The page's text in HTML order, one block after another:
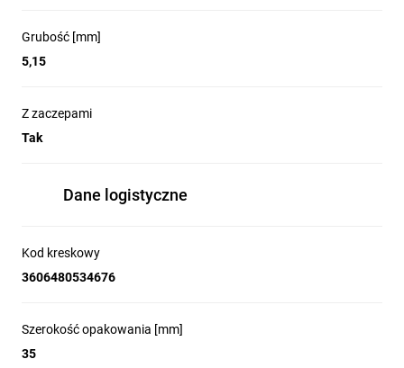
Grubość [mm]
5,15
Z zaczepami
Tak
Dane logistyczne
Kod kreskowy
3606480534676
Szerokość opakowania [mm]
35